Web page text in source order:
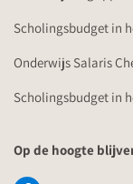
Scholingsbudget in
Onderwijs Salaris
Scholingsbudget in
Op de hoogte